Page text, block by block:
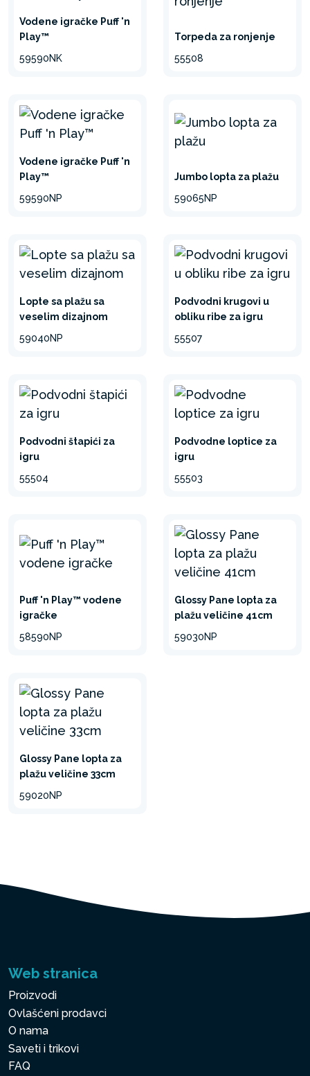
Vodene igračke Puff 'n
Play™
59590NK
Torpeda za ronjenje
55508
Vodene igračke Puff 'n
Play™
59590NP
Jumbo lopta za plažu
59065NP
Lopte sa plažu sa
veselim dizajnom
59040NP
Podvodni krugovi u
obliku ribe za igru
55507
Podvodni štapići za
igru
55504
Podvodne loptice za
igru
55503
Puff 'n Play™ vodene
igračke
58590NP
Glossy Pane lopta za
plažu veličine 41cm
59030NP
Glossy Pane lopta za
plažu veličine 33cm
59020NP
Web stranica
Proizvodi
Ovlašćeni prodavci
O nama
Saveti i trikovi
FAQ